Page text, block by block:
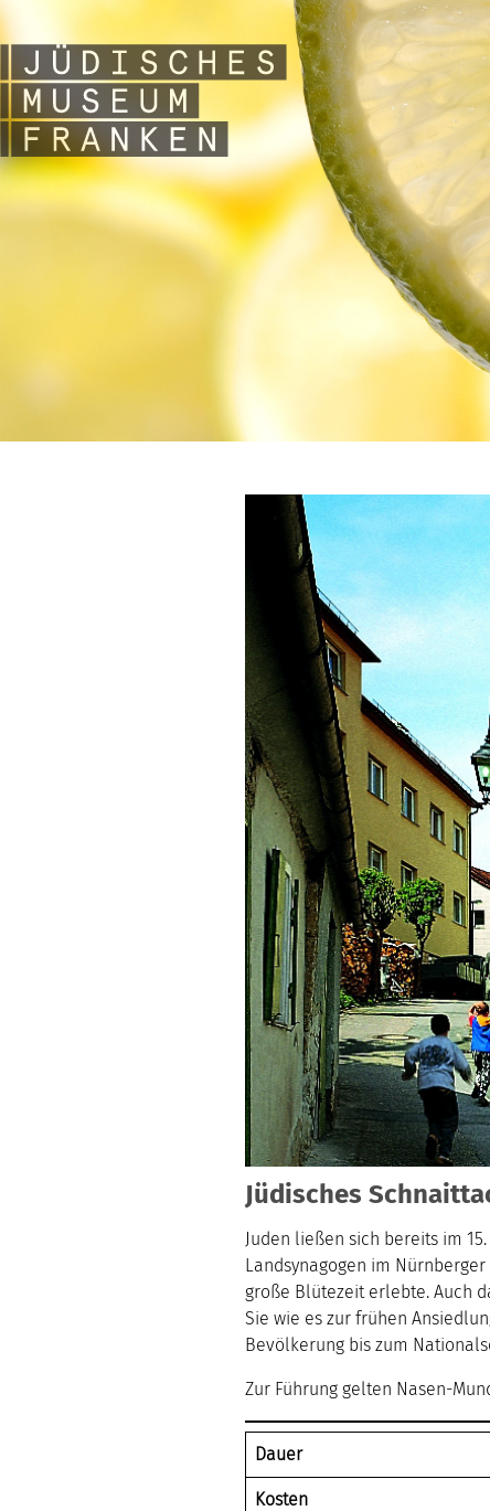
Jüdisches
Juden ließen sich bereits im
Landsynagogen im
große Blütezeit erlebte. Auch
Sie wie es zur frühen
Bevölkerung bis zum
Zur Führung gelten Nasen-
Dauer
Kosten